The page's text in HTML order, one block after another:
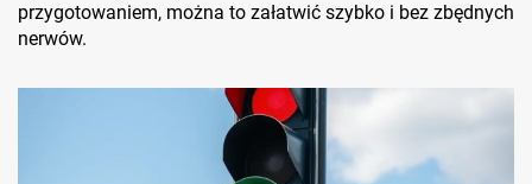
przygotowaniem, można to załatwić szybko i bez zbędnych
nerwów.